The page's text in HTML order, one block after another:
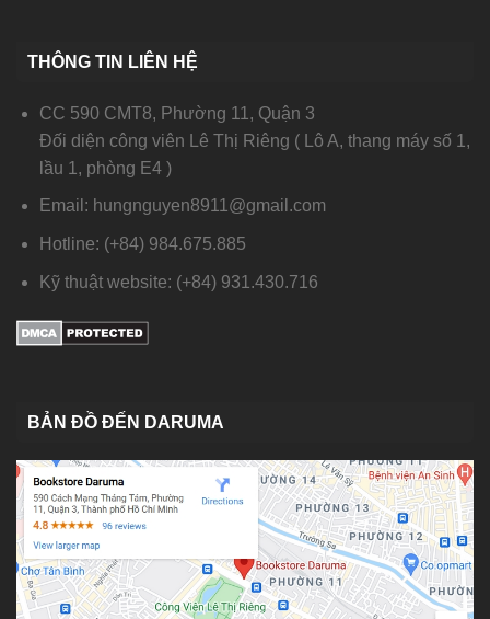
THÔNG TIN LIÊN HỆ
CC 590 CMT8, Phường 11, Quận 3
Đối diện công viên Lê Thị Riêng ( Lô A, thang máy số 1,
lầu 1, phòng E4 )
Email: hungnguyen8911@gmail.com
Hotline: (+84) 984.675.885
Kỹ thuật website: (+84) 931.430.716
BẢN ĐỒ ĐẾN DARUMA